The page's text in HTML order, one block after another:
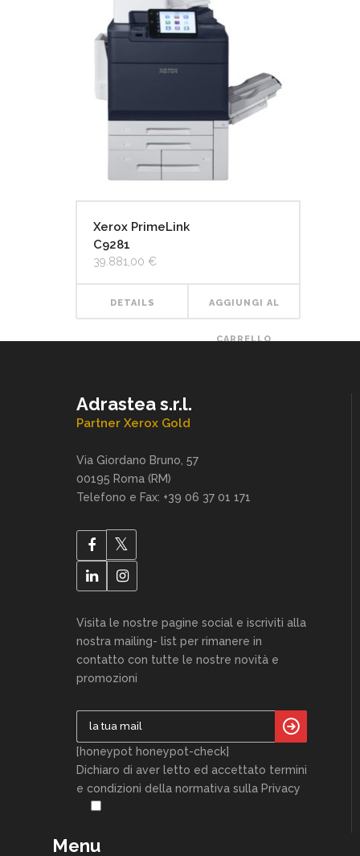
Xerox PrimeLink
C9281
39.881,00 €
DETAILS AGGIUNGI AL
CARRELLO
Adrastea s.r.l.
Partner Xerox Gold
Via Giordano Bruno, 57
00195 Roma (RM)
Telefono e Fax: +39 06 37 01 171
Visita le nostre pagine social e iscriviti alla
nostra mailing- list per rimanere in
contatto con tutte le nostre novità e
promozioni
[honeypot honeypot-check]
Dichiaro di aver letto ed accettato termini
e condizioni della normativa sulla Privacy
Menu